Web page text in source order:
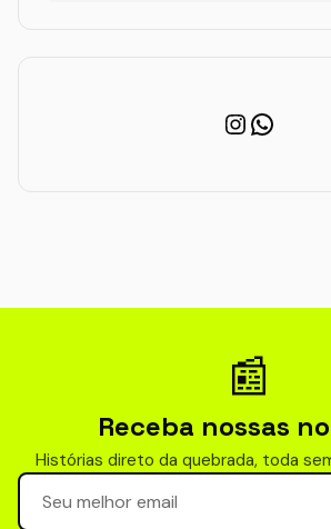
Instagram
📰
Receba nossas
Histórias direto da quebrada, toda
Seu email para newsletter